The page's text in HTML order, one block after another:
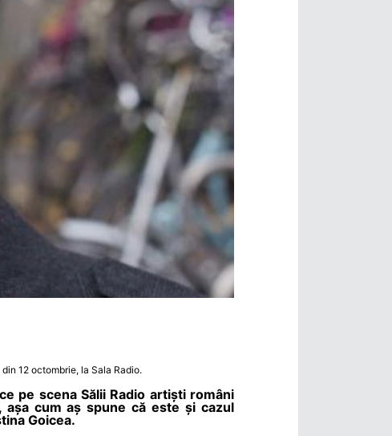
12 octombrie, la Sala Radio.
pe scena Sălii Radio artiști români
cum aș spune că este și cazul
Goicea.